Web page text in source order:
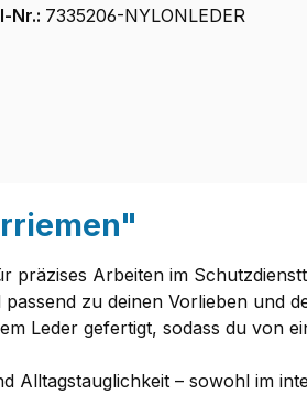
Nr.: 7335206-NYLONLEDER
präzises Arbeiten im
zu deinen Vorlieben und
Leder gefertigt, sodass du von
Alltagstauglichkeit – sowohl im